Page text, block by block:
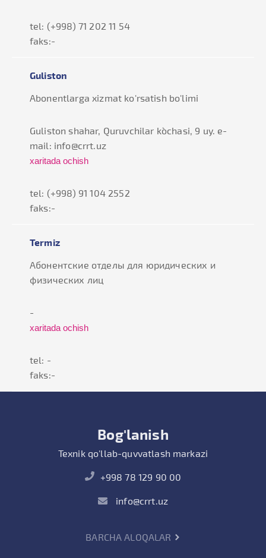
tel: (+998) 71 202 11 54
faks:-
Guliston
Abonentlarga xizmat ko'rsatish bo'limi
Guliston shahar, Quruvchilar ko`chasi, 9 uy. e-
mail: info@crrt.uz
xaritada ochish
tel: (+998) 91 104 2552
faks:-
Termiz
Абонентские отделы для юридических и
физических лиц
-
xaritada ochish
tel: -
faks:-
Bog'lanish
Texnik qo'llab-quvvatlash markazi
+998 78 129 90 00
info@crrt.uz
BARCHA ALOQALAR